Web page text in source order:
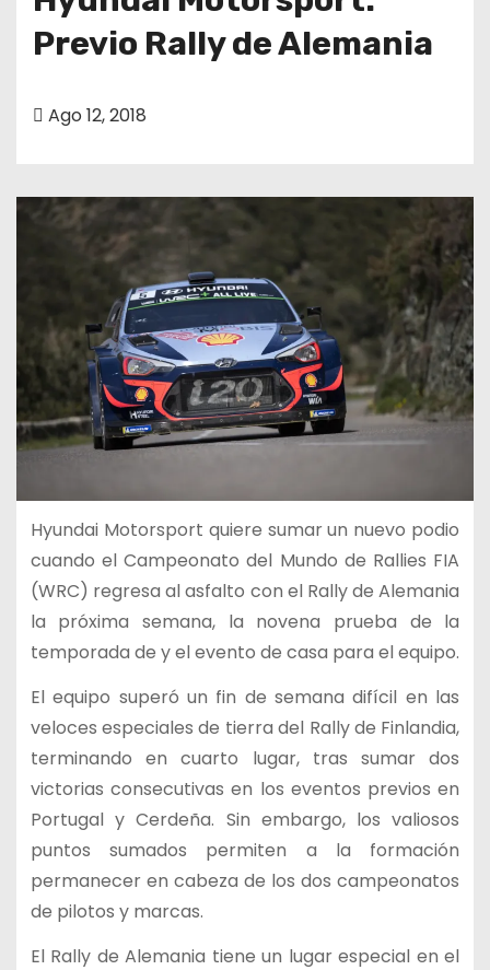
Previo Rally de Alemania
Ago 12, 2018
Hyundai Motorsport quiere sumar un nuevo podio
cuando el Campeonato del Mundo de Rallies FIA
(WRC) regresa al asfalto con el Rally de Alemania
la próxima semana, la novena prueba de la
temporada de y el evento de casa para el equipo.
El equipo superó un fin de semana difícil en las
veloces especiales de tierra del Rally de Finlandia,
terminando en cuarto lugar, tras sumar dos
victorias consecutivas en los eventos previos en
Portugal y Cerdeña. Sin embargo, los valiosos
puntos sumados permiten a la formación
permanecer en cabeza de los dos campeonatos
de pilotos y marcas.
El Rally de Alemania tiene un lugar especial en el